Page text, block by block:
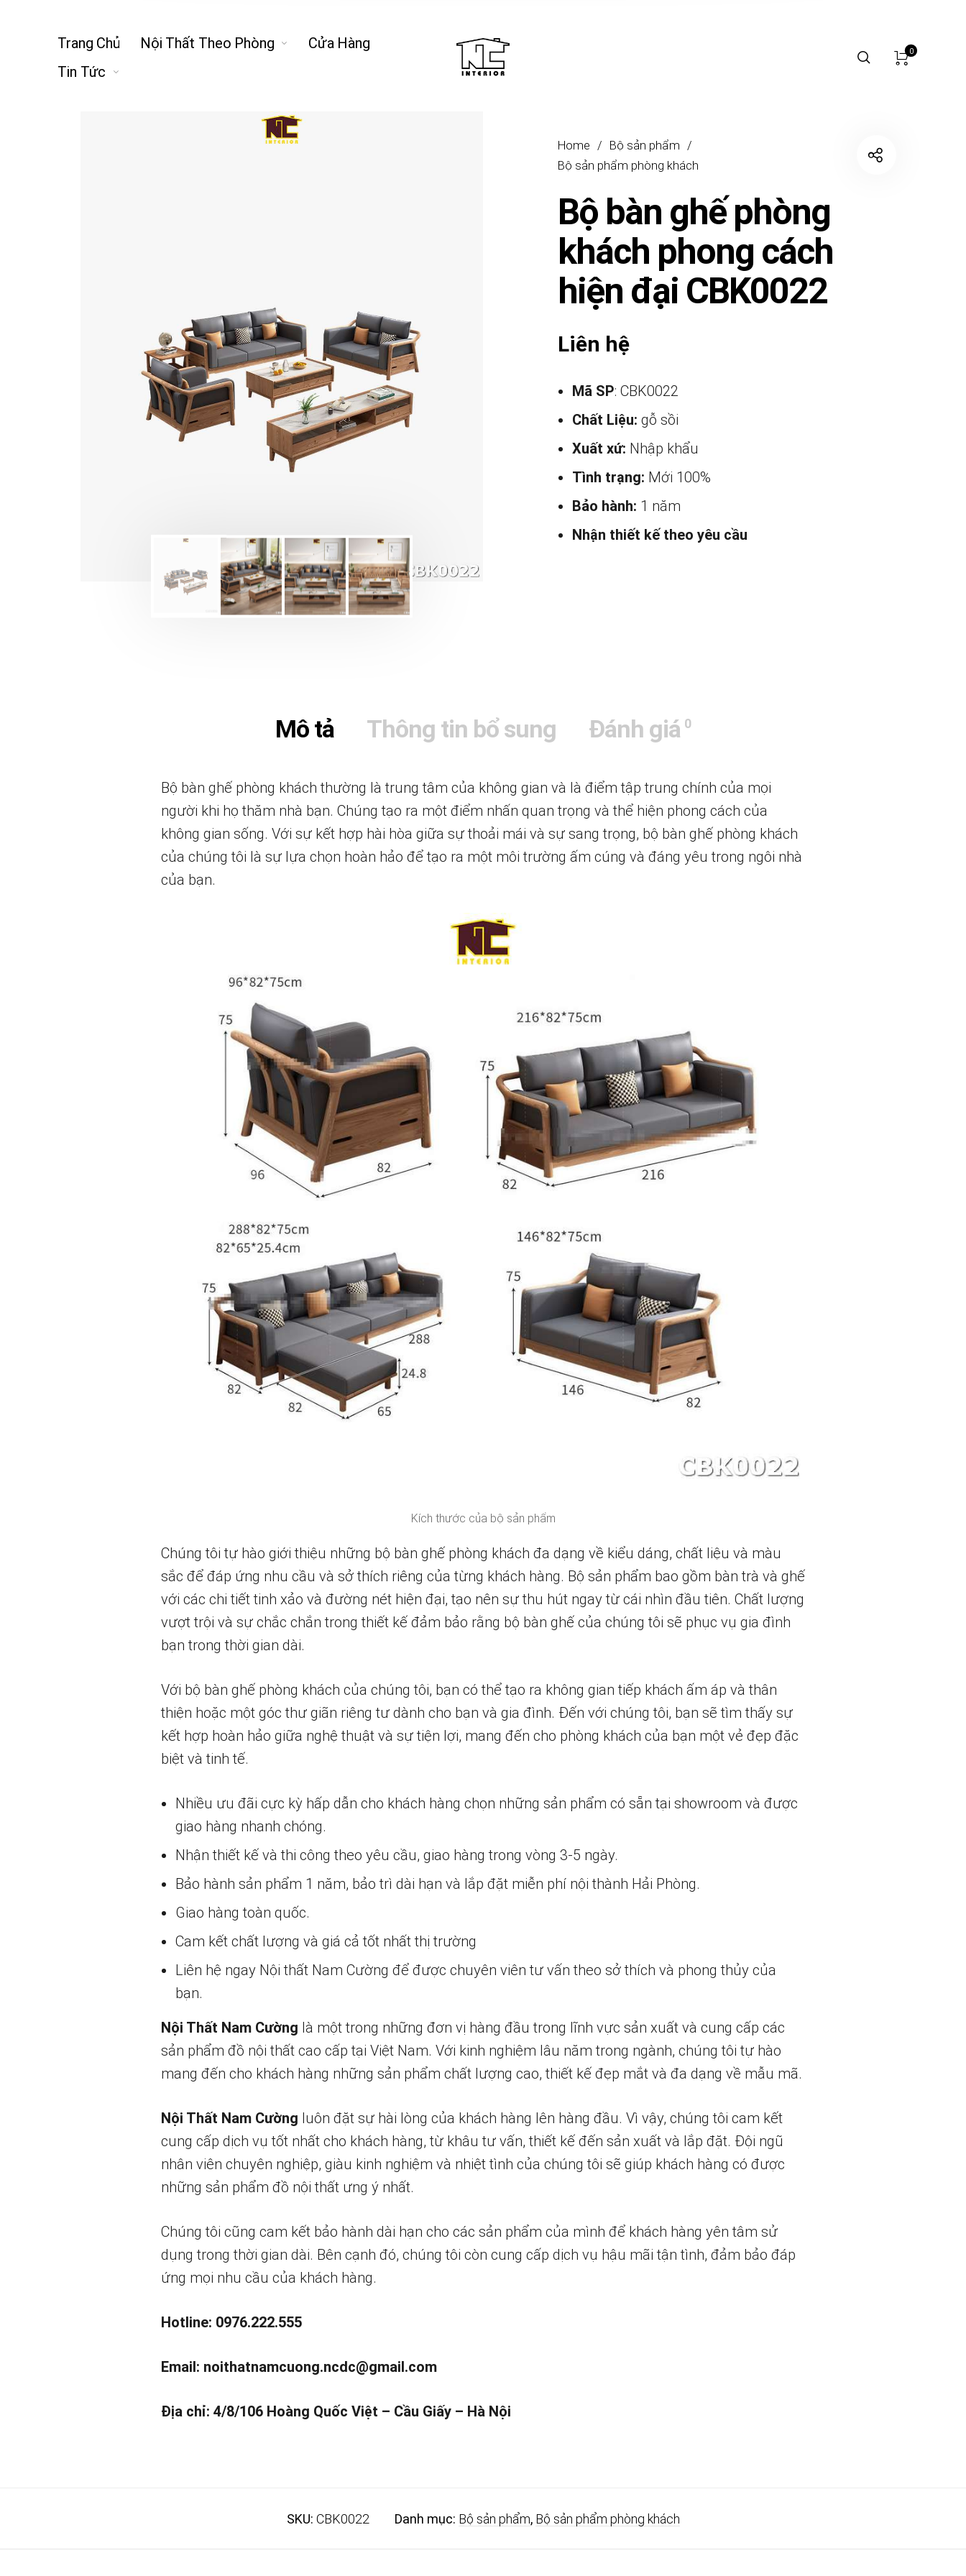
Trang Chủ Nội Thất Theo Phòng
Cửa Hàng
Tin Tức
0
Home / Bộ sản phẩm /
Bộ sản phẩm phòng khách
Bộ bàn ghế phòng
khách phong cách
hiện đại CBK0022
Liên hệ
Mã SP: CBK0022
Chất Liệu: gỗ sồi
Xuất xứ: Nhập khẩu
Tình trạng: Mới 100%
Bảo hành: 1 năm
Nhận thiết kế theo yêu cầu
Mô tả Thông tin bổ sung Đánh giá 0
Bộ bàn ghế phòng khách thường là trung tâm của không gian và là điểm tập trung chính của mọi
người khi họ thăm nhà bạn. Chúng tạo ra một điểm nhấn quan trọng và thể hiện phong cách của
không gian sống. Với sự kết hợp hài hòa giữa sự thoải mái và sự sang trọng, bộ bàn ghế phòng khách
của chúng tôi là sự lựa chọn hoàn hảo để tạo ra một môi trường ấm cúng và đáng yêu trong ngôi nhà
của bạn.
Kích thước của bộ sản phẩm
Chúng tôi tự hào giới thiệu những bộ bàn ghế phòng khách đa dạng về kiểu dáng, chất liệu và màu
sắc để đáp ứng nhu cầu và sở thích riêng của từng khách hàng. Bộ sản phẩm bao gồm bàn trà và ghế
với các chi tiết tinh xảo và đường nét hiện đại, tạo nên sự thu hút ngay từ cái nhìn đầu tiên. Chất lượng
vượt trội và sự chắc chắn trong thiết kế đảm bảo rằng bộ bàn ghế của chúng tôi sẽ phục vụ gia đình
bạn trong thời gian dài.
Với bộ bàn ghế phòng khách của chúng tôi, bạn có thể tạo ra không gian tiếp khách ấm áp và thân
thiện hoặc một góc thư giãn riêng tư dành cho bạn và gia đình. Đến với chúng tôi, bạn sẽ tìm thấy sự
kết hợp hoàn hảo giữa nghệ thuật và sự tiện lợi, mang đến cho phòng khách của bạn một vẻ đẹp đặc
biệt và tinh tế.
Nhiều ưu đãi cực kỳ hấp dẫn cho khách hàng chọn những sản phẩm có sẵn tại showroom và được
giao hàng nhanh chóng.
Nhận thiết kế và thi công theo yêu cầu, giao hàng trong vòng 3-5 ngày.
Bảo hành sản phẩm 1 năm, bảo trì dài hạn và lắp đặt miễn phí nội thành Hải Phòng.
Giao hàng toàn quốc.
Cam kết chất lượng và giá cả tốt nhất thị trường
Liên hệ ngay Nội thất Nam Cường để được chuyên viên tư vấn theo sở thích và phong thủy của
bạn.
Nội Thất Nam Cường là một trong những đơn vị hàng đầu trong lĩnh vực sản xuất và cung cấp các
sản phẩm đồ nội thất cao cấp tại Việt Nam. Với kinh nghiệm lâu năm trong ngành, chúng tôi tự hào
mang đến cho khách hàng những sản phẩm chất lượng cao, thiết kế đẹp mắt và đa dạng về mẫu mã.
Nội Thất Nam Cường luôn đặt sự hài lòng của khách hàng lên hàng đầu. Vì vậy, chúng tôi cam kết
cung cấp dịch vụ tốt nhất cho khách hàng, từ khâu tư vấn, thiết kế đến sản xuất và lắp đặt. Đội ngũ
nhân viên chuyên nghiệp, giàu kinh nghiệm và nhiệt tình của chúng tôi sẽ giúp khách hàng có được
những sản phẩm đồ nội thất ưng ý nhất.
Chúng tôi cũng cam kết bảo hành dài hạn cho các sản phẩm của mình để khách hàng yên tâm sử
dụng trong thời gian dài. Bên cạnh đó, chúng tôi còn cung cấp dịch vụ hậu mãi tận tình, đảm bảo đáp
ứng mọi nhu cầu của khách hàng.
Hotline: 0976.222.555
Email: noithatnamcuong.ncdc@gmail.com
Địa chỉ: 4/8/106 Hoàng Quốc Việt – Cầu Giấy – Hà Nội
SKU: CBK0022 Danh mục: Bộ sản phẩm, Bộ sản phẩm phòng khách